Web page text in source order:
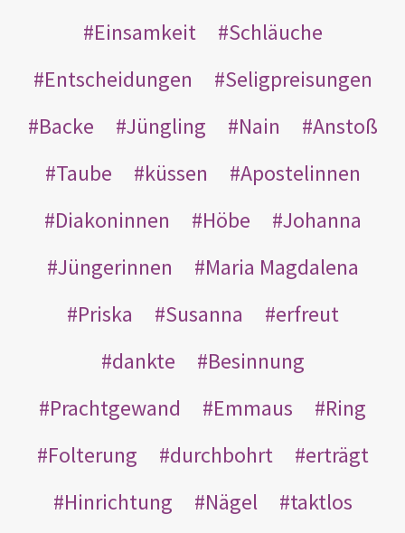
Einsamkeit
Schläuche
Entscheidungen
Seligpreisungen
Backe
Jüngling Nain
Anstoß
Taube
küssen
Apostelinnen
Diakoninnen
Höbe
Johanna
Jüngerinnen
Maria Magdalena
Priska
Susanna
erfreut
dankte
Besinnung
Prachtgewand
Emmaus
Ring
Folterung
durchbohrt
erträgt
Hinrichtung
Nägel
taktlos